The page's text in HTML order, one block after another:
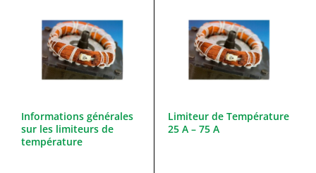
Informations générales
sur les limiteurs de
température
Limiteur de Température
25 A – 75 A